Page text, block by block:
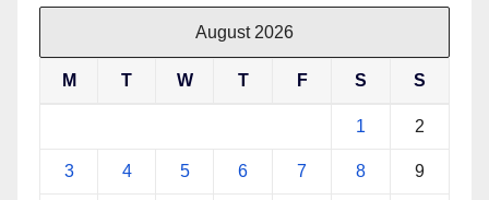
August 2026
M T W T F S S
1 2
3 4 5 6 7 8 9